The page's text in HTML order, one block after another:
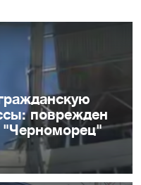
поврежден
"Черноморец"